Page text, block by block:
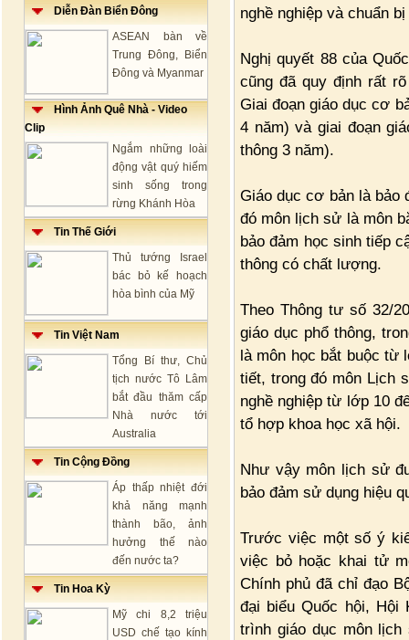
Diễn Đàn Biển Đông
ASEAN bàn về
Trung Đông, Biển
Đông và Myanmar
Hình Ảnh Quê Nhà - Video
Clip
Ngắm những loài
động vật quý hiếm
sinh sống trong
rừng Khánh Hòa
Tin Thế Giới
Thủ tướng Israel
bác bỏ kế hoạch
hòa bình của Mỹ
Tin Việt Nam
Tổng Bí thư, Chủ
tịch nước Tô Lâm
bắt đầu thăm cấp
Nhà nước tới
Australia
Tin Cộng Đồng
Áp thấp nhiệt đới
khả năng mạnh
thành bão, ảnh
hưởng thế nào
đến nước ta?
Tin Hoa Kỳ
Mỹ chi 8,2 triệu
USD chế tạo kính
nghề nghiệp và chuẩn
Nghị quyết 88 của
cũng đã quy định rất
Giai đoạn giáo dục cơ
4 năm) và giai đoạn
thông 3 năm).
Giáo dục cơ bản là bảo
đó môn lịch sử là môn
bảo đảm học sinh tiếp
thông có chất lượng.
Theo Thông tư số 32/
giáo dục phổ thông,
là môn học bắt buộc
tiết, trong đó môn Lịch
nghề nghiệp từ lớp 10
tổ hợp khoa học xã hội.
Như vậy môn lịch sử
bảo đảm sử dụng hiệu
Trước việc một số ý
việc bỏ hoặc khai tử
Chính phủ đã chỉ đạo
đại biểu Quốc hội, Hội
trình giáo dục môn